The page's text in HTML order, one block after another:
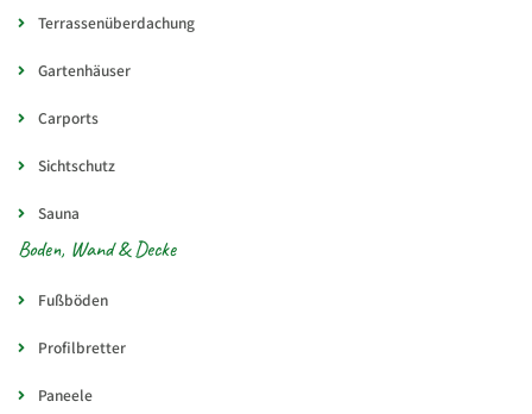
Terrassenüberdachung
Gartenhäuser
Carports
Sichtschutz
Sauna
Boden, Wand & Decke
Fußböden
Profilbretter
Paneele